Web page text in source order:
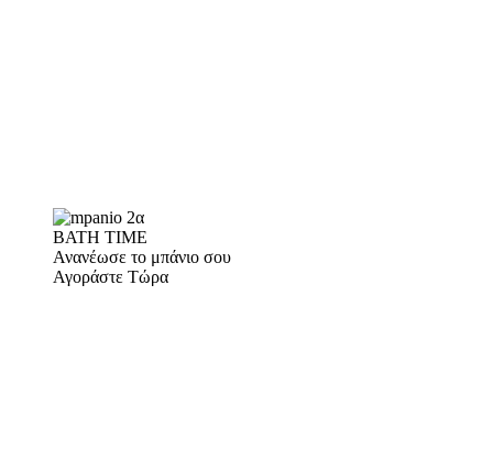
BATH TIME
Ανανέωσε το μπάνιο σου
Αγοράστε Τώρα